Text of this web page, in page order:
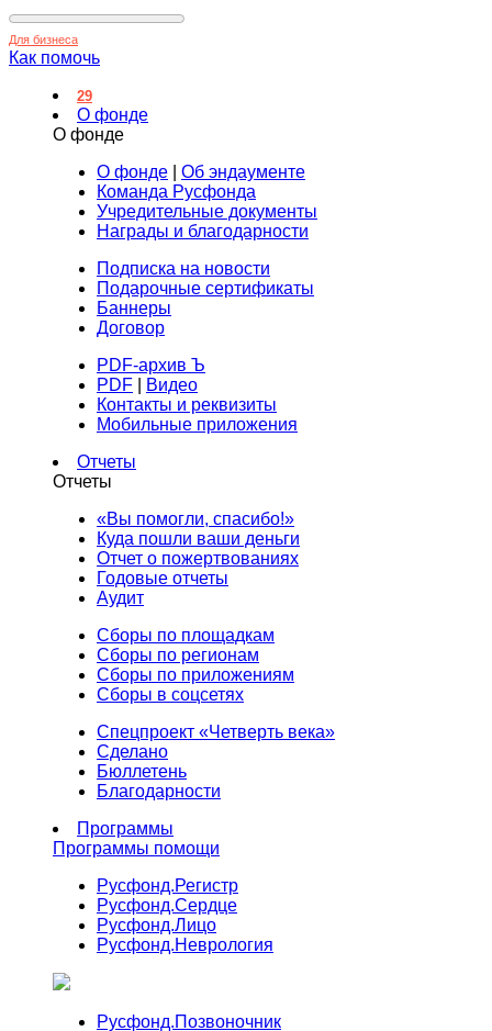
Для бизнеса
Как помочь
29
О фонде
О фонде
О фонде
Об эндаументе
Команда Русфонда
Учредительные документы
Награды и благодарности
Подписка на новости
Подарочные сертификаты
Баннеры
Договор
PDF-архив Ъ
PDF
Видео
Контакты и реквизиты
Мобильные приложения
Отчеты
Отчеты
«Вы помогли, спасибо!»
Куда пошли ваши деньги
Отчет о пожертвованиях
Годовые отчеты
Аудит
Сборы по площадкам
Сборы по регионам
Сборы по приложениям
Сборы в соцсетях
Спецпроект «Четверть века»
Сделано
Бюллетень
Благодарности
Программы
Программы помощи
Русфонд.Регистр
Русфонд.Сердце
Русфонд.Лицо
Русфонд.Неврология
Русфонд.Позвоночник